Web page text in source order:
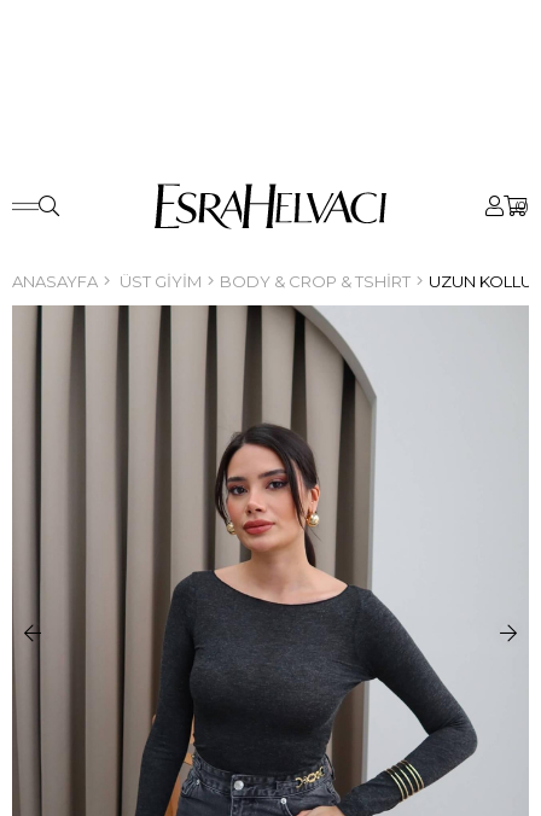
0
ANASAYFA ÜST GIYIM BODY & CROP & TSHIRT UZUN KOLLU